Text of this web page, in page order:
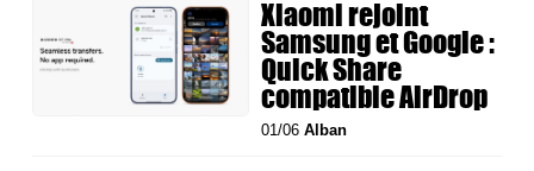
Xiaomi rejoint
Samsung et Google :
Quick Share
compatible AirDrop
01/06Alban